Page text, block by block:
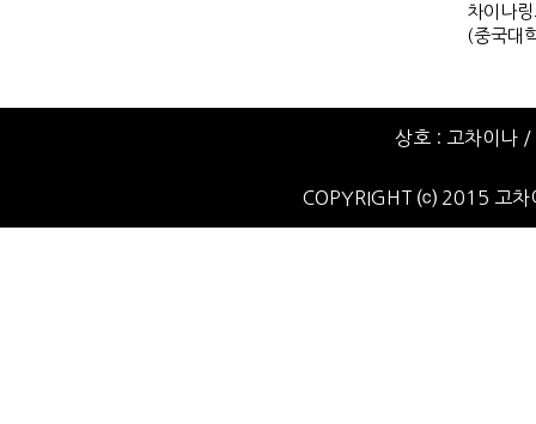
차이나
(중국대
상호 : 고차이나
COPYRIGHT ⒞ 2015 고